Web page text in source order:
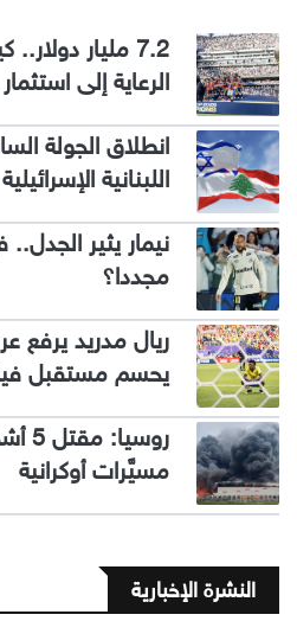
7.2 مليار
الرعاية إلى
انطلاق الجولة
اللبنانية الإسرائيلية
نيمار يثير
مجددا؟
ريال مدريد يرفع
يحسم مستقبل
مسيَّرات أوكرانية
النشرة الإخبارية